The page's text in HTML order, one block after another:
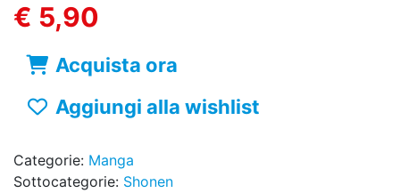
€ 5,90
Acquista ora
Aggiungi alla wishlist
Categorie: Manga
Sottocategorie: Shonen